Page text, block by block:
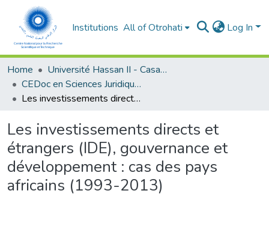
Institutions All of Otrohati Log In
Home
Université Hassan II - Casablanca
CEDoc en Sciences Juridiques, Economiques, Sociales et de Gestion (CED - SJESG)
Les investissements directs et étrangers (IDE), gouvernance et développement : cas des pays africains (1993-2013)
Les investissements directs et
étrangers (IDE), gouvernance et
développement : cas des pays
africains (1993-2013)